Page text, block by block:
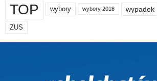
TOP wybory wybory 2018 wypadek
ZUS